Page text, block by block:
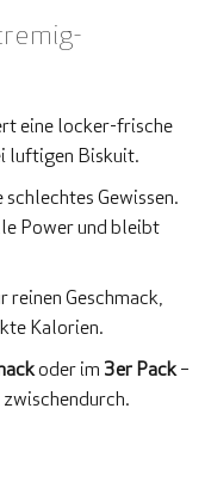
eine locker-frische
luftigen Biskuit.
Gewissen.
Power und bleibt
reinen Geschmack,
Kalorien.
oder im 3er Pack–